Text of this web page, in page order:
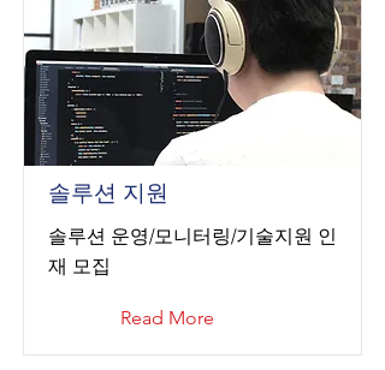
솔루션 지원
솔루션 운영/모니터링/기술지원 인
재 모집
Read More